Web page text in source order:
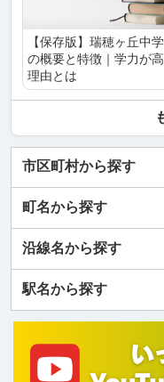
【保存版】瑞穂ヶ丘中
の概要と特徴｜学力が
理由とは
市区町村から探す
町名から探す
沿線名から探す
駅名から探す